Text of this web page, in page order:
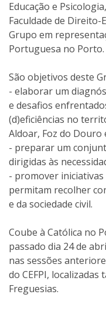
Educação e
Faculdade de
Grupo em
Portuguesa no Porto.
São objetivos deste
- elaborar um
e desafios
(d)eficiências no
Aldoar, Foz do Douro
- preparar um
dirigidas às
- promover
permitam recolher
e da sociedade civil.
Coube à Católica no
passado dia 24 de
nas sessões
do CEFPI,
Freguesias.